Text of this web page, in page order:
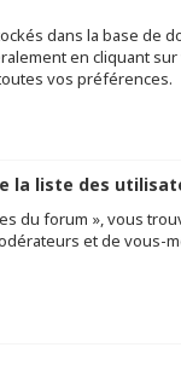
dans la base de
en cliquant
vos préférences.
la liste des
du forum », vous
et de vous-